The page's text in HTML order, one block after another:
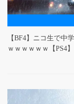
【BF4】ニコ生で中
ｗｗｗｗｗｗ【PS4】